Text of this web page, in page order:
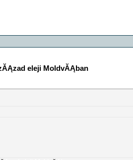
eleji MoldvĂĄban